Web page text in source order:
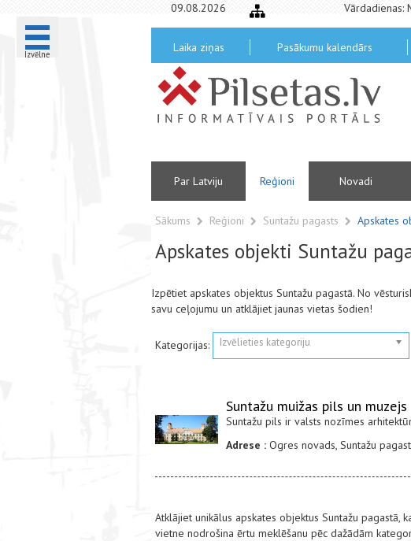
Izvēlne
09.08.2026 Vārdadienas:
Laika ziņas Pasākumu kalendārs
Par Latviju Reģioni Novadi
Sākums Reģioni Suntažu pagasts Apskates
Apskates objekti Suntažu
Izpētiet apskates objektus Suntažu pagastā. No
savu ceļojumu un atklājiet jaunas vietas šodien!
Kategorijas: Izvēlieties kategoriju
Suntažu muižas pils un muzejs
Suntažu pils ir valsts nozīmes
Adrese : Ogres novads, Suntažu
Atklājiet unikālus apskates objektus Suntažu pagastā,
vietne nodrošina ērtu meklēšanu pēc dažādām